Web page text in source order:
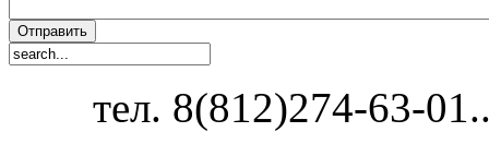
тел. 8(812)274-63-